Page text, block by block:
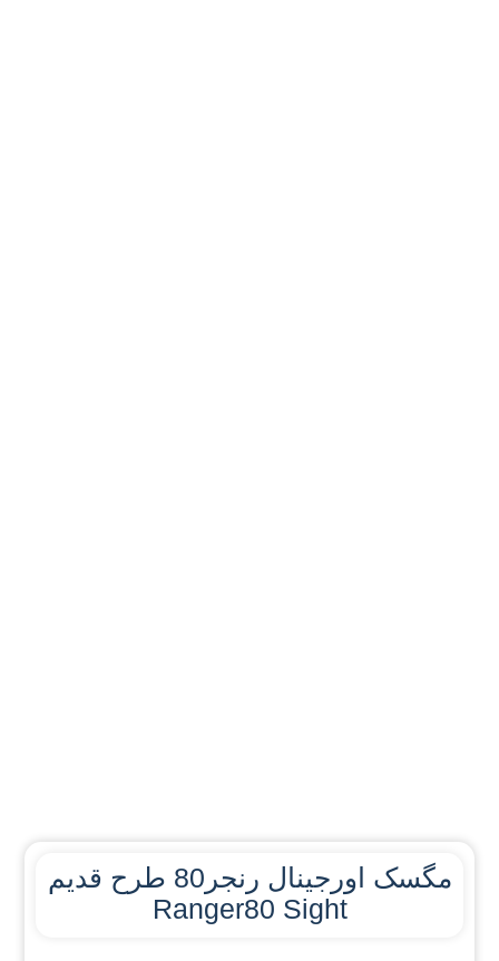
مگسک اورجینال رنجر80 طرح قدیم
Ranger80 Sight